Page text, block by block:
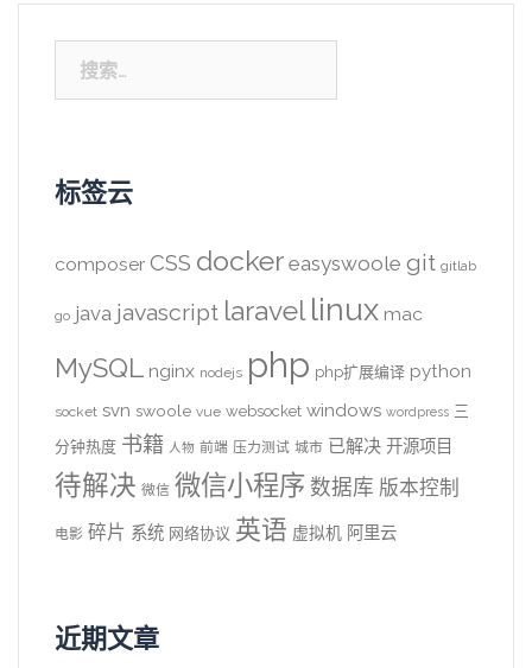
索：
标签云
composer CSS docker easyswoole git gitlab
go java javascript laravel linux mac
MySQL nginx nodejs php php扩展编译 python
socket svn swoole vue websocket windows wordpress 三
分钟热度 书籍 人物 前端 压力测试 城市 已解决 开源项目
待解决 微信 微信小程序 数据库 版本控制
电影 碎片 系统 网络协议 英语 虚拟机 阿里云
近期文章